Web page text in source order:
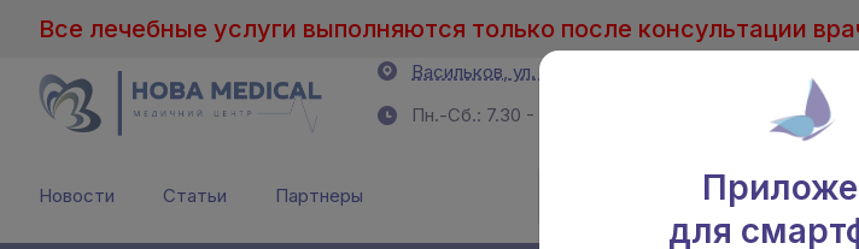
Все лечебные услуги выполняются только после консультации
Васильков, ул. Соборная, 66, Киевская обл.
Пн.-Сб.: 7.30 - 20.00 Вс.: 9.00 - 20.00
Новости Статьи Партнеры
для